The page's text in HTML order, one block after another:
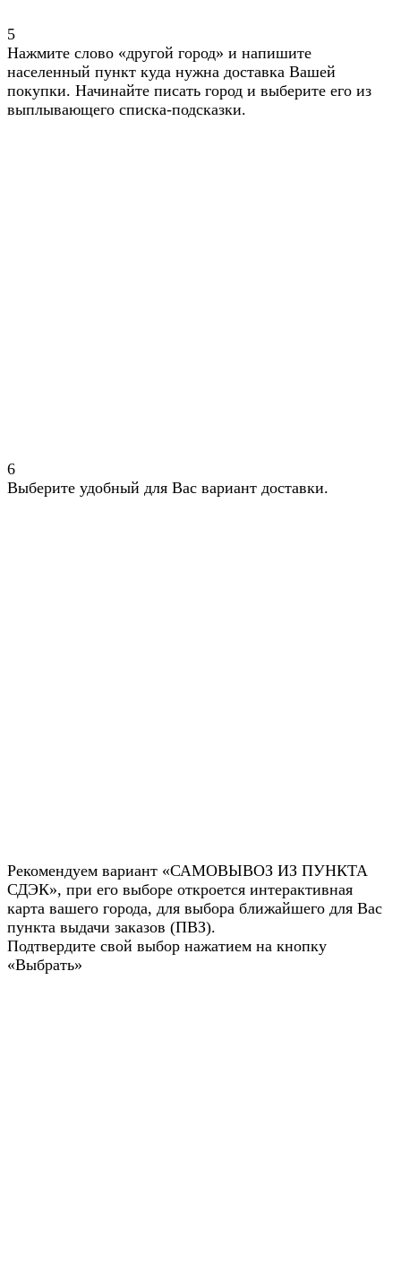
5
Нажмите слово «другой город» и напишите
населенный пункт куда нужна доставка Вашей
покупки. Начинайте писать город и выберите его из
выплывающего списка-подсказки.
6
Выберите удобный для Вас вариант доставки.
Рекомендуем вариант «САМОВЫВОЗ ИЗ ПУНКТА
СДЭК», при его выборе откроется интерактивная
карта вашего города, для выбора ближайшего для Вас
пункта выдачи заказов (ПВЗ).
Подтвердите свой выбор нажатием на кнопку
«Выбрать»